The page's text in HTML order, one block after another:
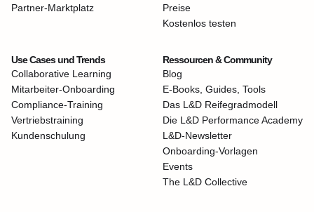
Partner-Marktplatz
Preise
Kostenlos testen
Use Cases und Trends
Collaborative Learning
Mitarbeiter-Onboarding
Compliance-Training
Vertriebstraining
Kundenschulung
Ressourcen & Community
Blog
E-Books, Guides, Tools
Das L&D Reifegradmodell
Die L&D Performance Academy
L&D-Newsletter
Onboarding-Vorlagen
Events
The L&D Collective